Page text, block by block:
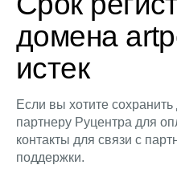
домена
истек
Если вы хотите
партнеру Руцентра для
контакты для связи с
поддержки.